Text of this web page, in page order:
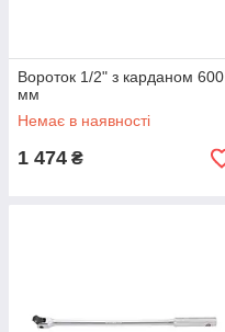
Вороток 1/2" з карданом 600
мм
Немає в наявності
1 474 ₴